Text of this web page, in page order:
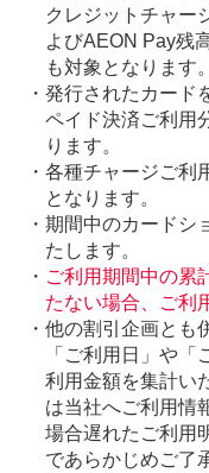
クレジットチャー
よびAEON Pay残
も対象となります。
・発行されたカード
ペイド決済ご利用
ります。
・各種チャージご利
となります。
・期間中のカード
たします。
・ ご利用期間中の累
たない場合、ご利
・他の割引企画と
「ご利用日」や
利用金額を集計い
は当社へご利用情
場合遅れたご利用
であらかじめご了